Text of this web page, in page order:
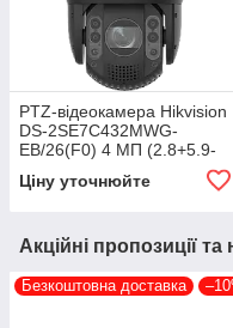
PTZ-відеокамера Hikvision
DS-2SE7C432MWG-
EB/26(F0) 4 МП (2.8+5.9-
Ціну уточнюйте
Акційні пропозиції
Безкоштовна доставка